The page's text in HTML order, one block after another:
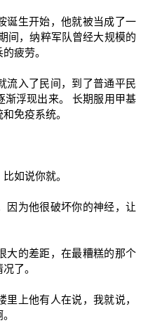
诞生开始，他就被当成了一
间，纳粹军队曾经大规模的
疲劳。
流入了民间，到了普通平民
渐浮现出来。 长期服用甲基
免疫系统。
如说你就。
因为他很破坏你的神经，让
大的差距，在最糟糕的那个
了。
上他有人在说，我就说，